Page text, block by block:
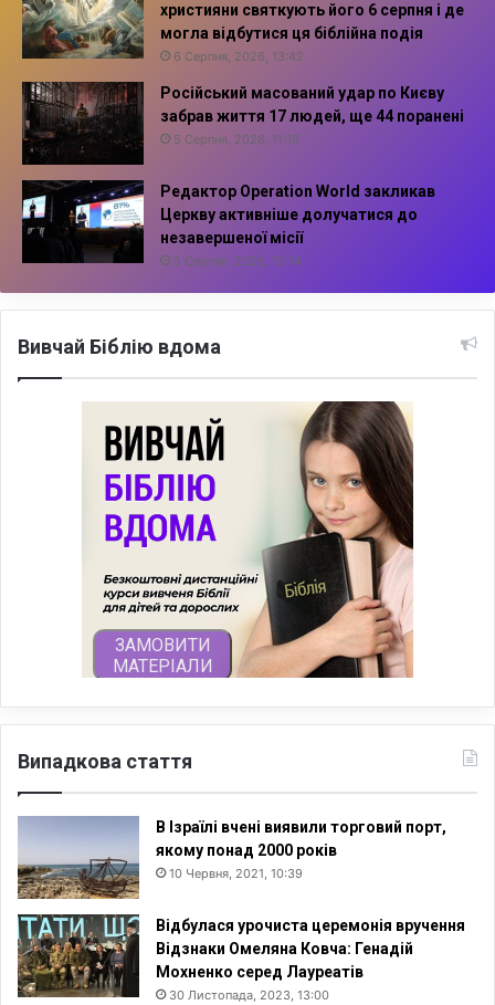
християни святкують його 6 серпня і де
могла відбутися ця біблійна подія
6 Серпня, 2026, 13:42
Російський масований удар по Києву
забрав життя 17 людей, ще 44 поранені
5 Серпня, 2026, 11:16
Редактор Operation World закликав
Церкву активніше долучатися до
незавершеної місії
5 Серпня, 2026, 10:14
Вивчай Біблію вдома
Випадкова стаття
В Ізраїлі вчені виявили торговий порт,
якому понад 2000 років
10 Червня, 2021, 10:39
Відбулася урочиста церемонія вручення
Відзнаки Омеляна Ковча: Генадій
Мохненко серед Лауреатів
30 Листопада, 2023, 13:00